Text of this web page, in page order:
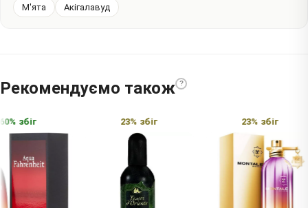
М'ята Акігалавуд
Рекомендуємо також ?
збіг 23% збіг 23% збіг